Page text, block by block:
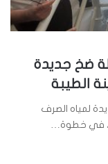
ضخ جديدة
الطيبة
لمياه الصرف
في خطوة…